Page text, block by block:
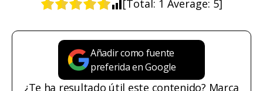
[Total: 1 Average: 5]
Añadir como fuente
preferida en Google
¿Te ha resultado útil este contenido? Marca